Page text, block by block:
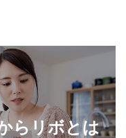
らリボとは